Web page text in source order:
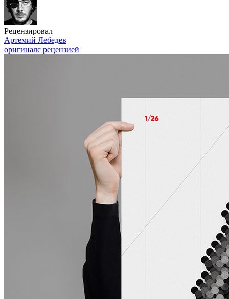
Рецензировал
Артемий Лебедев
оригиналс рецензией